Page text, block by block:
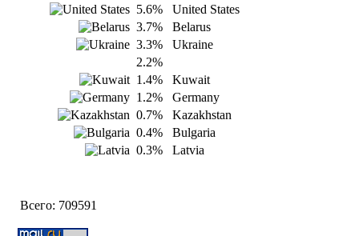
5.6%
United States
3.7%
Belarus
3.3%
Ukraine
2.2%
1.4%
Kuwait
1.2%
Germany
0.7%
Kazakhstan
0.4%
Bulgaria
0.3%
Latvia
Всего: 709591